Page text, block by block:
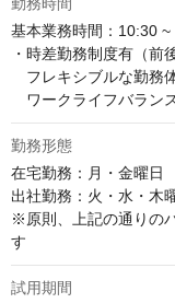
勤務時間
基本業務時間：10:30 ~
・時差勤務制度有（前
フレキシブルな勤務
ワークライフバラン
勤務形態
在宅勤務：月・金曜日
出社勤務：火・水・木
※原則、上記の通りの
す
試用期間